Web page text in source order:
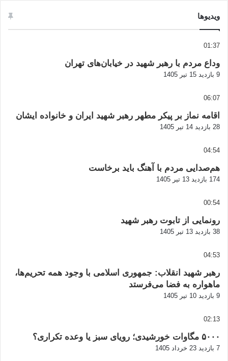
ویدیوها
01:37
وداع مردم با رهبر شهید در خیابان‌های تهران
9 بازدید 15 تیر 1405
06:07
اقامه نماز بر پیکر مطهر رهبر شهید ایران و خانواده ایشان
28 بازدید 14 تیر 1405
04:54
هم‌صدایی مردم با آهنگ باید برخاست
174 بازدید 13 تیر 1405
00:54
رونمایی از تابوت رهبر شهید
38 بازدید 13 تیر 1405
04:53
رهبر شهید انقلاب: جمهوری اسلامی با وجود همه تحریم‌ها،
ماهواره به فضا می‌فرستد
9 بازدید 10 تیر 1405
02:13
۵۰۰۰ مگاوات خورشیدی؛ رویای سبز یا وعده تکراری؟
7 بازدید 23 خرداد 1405